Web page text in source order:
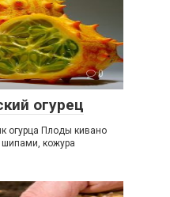
0
огурец
огурца Плоды кивано
кожура